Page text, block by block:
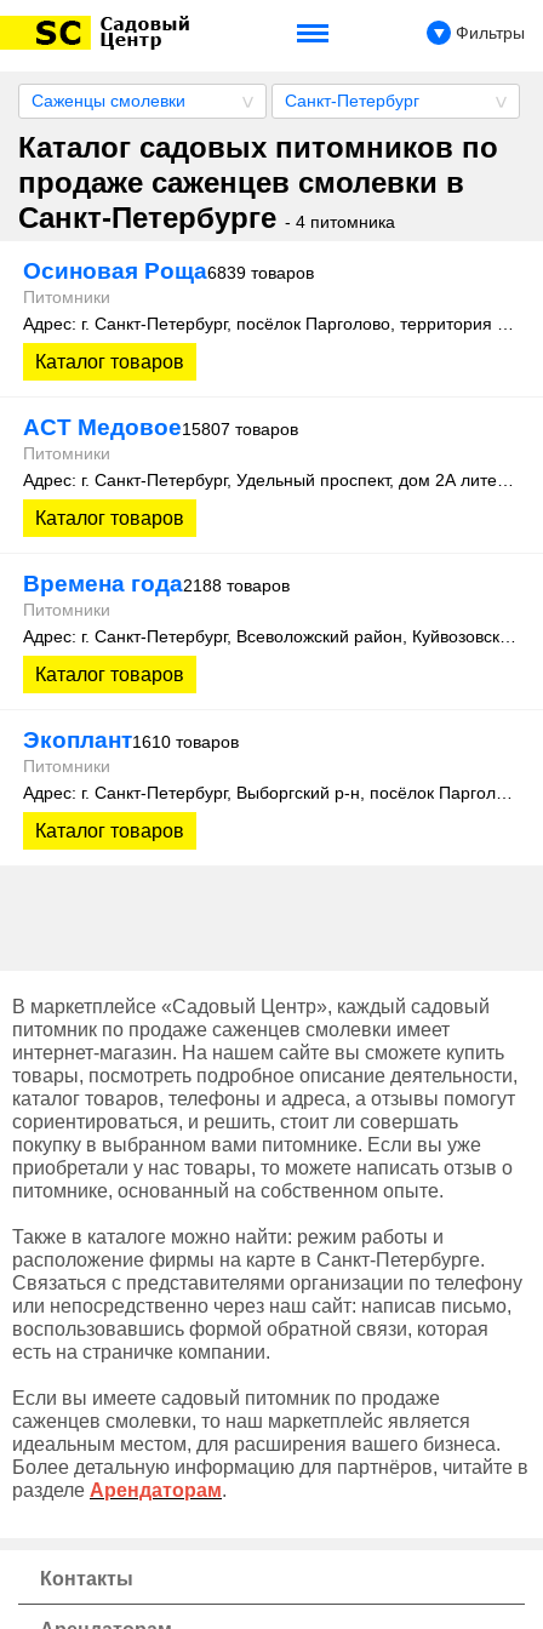
Фильтры
Саженцы смолевки Санкт-Петербург
Каталог садовых питомников по
продаже саженцев смолевки в
Санкт-Петербурге - 4 питомника
Осиновая Роща6839 товаров
Питомники
Каталог товаров
АСТ Медовое15807 товаров
Питомники
Каталог товаров
Времена года2188 товаров
Питомники
Каталог товаров
Экоплант1610 товаров
Питомники
Каталог товаров
В маркетплейсе «Садовый Центр», каждый садовый
питомник по продаже саженцев смолевки имеет
интернет-магазин. На нашем сайте вы сможете купить
товары, посмотреть подробное описание деятельности,
каталог товаров, телефоны и адреса, а отзывы помогут
сориентироваться, и решить, стоит ли совершать
покупку в выбранном вами питомнике. Если вы уже
приобретали у нас товары, то можете написать отзыв о
питомнике, основанный на собственном опыте.
Также в каталоге можно найти: режим работы и
расположение фирмы на карте в Санкт-Петербурге.
Связаться с представителями организации по телефону
или непосредственно через наш сайт: написав письмо,
воспользовавшись формой обратной связи, которая
есть на страничке компании.
Если вы имеете садовый питомник по продаже
саженцев смолевки, то наш маркетплейс является
идеальным местом, для расширения вашего бизнеса.
Более детальную информацию для партнёров, читайте в
разделе Арендаторам.
Контакты